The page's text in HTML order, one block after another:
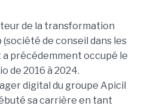
de la transformation
(société de conseil dans les
a précédemment occupé le
de 2016 à 2024.
digital du groupe Apicil
sa carrière en tant